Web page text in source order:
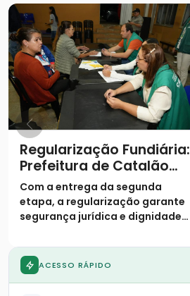
Regularização Fundiária:
Prefeitura de Catalão
entrega escrituras e
realiza sonho de mais 19
famílias no Castelo
Com a entrega da segunda
etapa, a regularização garante
segurança jurídica e dignidade
ACESSO RÁPIDO